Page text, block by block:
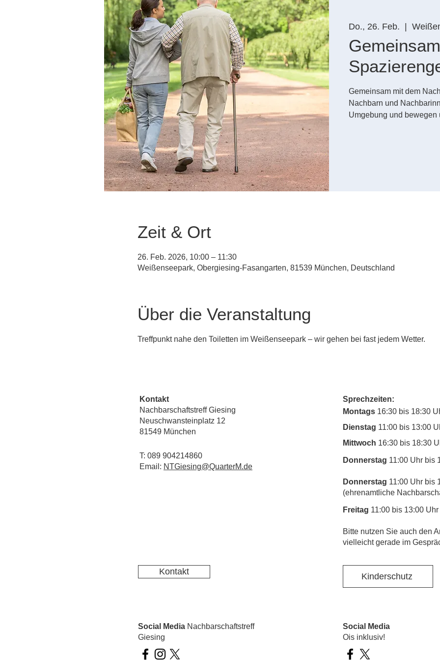
Do., 26. Feb.
Gemeinsam
Gemeinsam mit dem
Nachbarn und
Umgebung und bewegen
Zeit & Ort
26. Feb. 2026, 10:00 – 11:30
Weißenseepark, Obergiesing-Fasangarten, 81539 München, Deutschland
Über die Veranstaltung
Treffpunkt nahe den Toiletten im Weißenseepark – wir gehen bei fast jedem Wetter.
Kontakt
Nachbarschaftstreff Giesing
Neuschwansteinplatz 12
81549 München
T: 089 904214860
Email: NTGiesing@QuarterM.de
Kontakt
Sprechzeiten:
Montags 16:30 bis 18:30
Dienstag 11:00 bis 13:00
Mittwoch 16:30 bis 18:30
Donnerstag 11:00 Uhr bis
Donnerstag 11:00 Uhr bis
(ehrenamtliche
Freitag 11:00 bis 13:00 Uhr
​Bitte nutzen Sie auch den
vielleicht gerade im
Kinderschutz
Social Media Nachbarschaftstreff
Giesing
Social Media
Ois inklusiv!